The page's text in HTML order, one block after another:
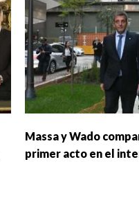
Massa y Wado
primer acto en el